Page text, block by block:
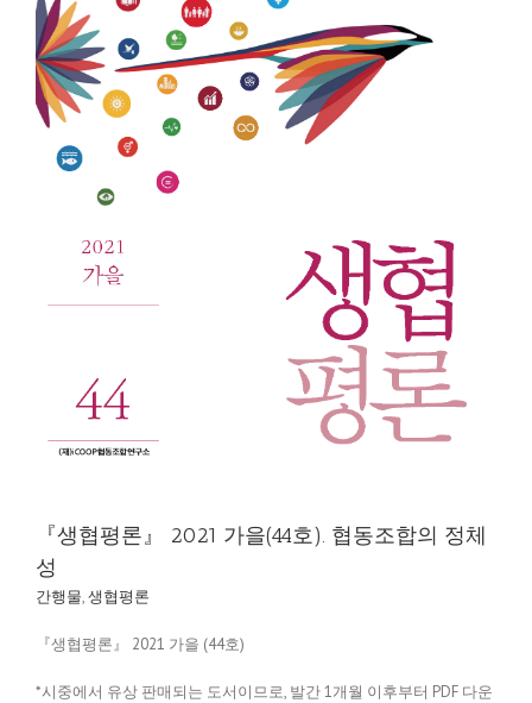
『생협평론』 2021 가을(44호). 협동조합의 정체
성
간행물,생협평론
『생협평론』 2021 가을 (44호)
*시중에서 유상 판매되는 도서이므로, 발간 1개월 이후부터 PDF 다운